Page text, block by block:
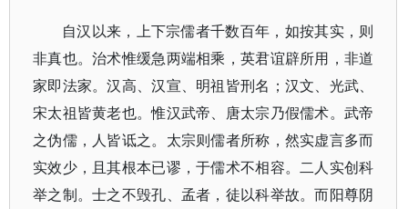
自汉以来，上下宗儒者千数百年，如按其实，则
非真也。治术惟缓急两端相乘，英君谊辟所用，非道
家即法家。汉高、汉宣、明祖皆刑名；汉文、光武、
宋太祖皆黄老也。惟汉武帝、唐太宗乃假儒术。武帝
之伪儒，人皆诋之。太宗则儒者所称，然实虚言多而
实效少，且其根本已谬，于儒术不相容。二人实创科
举之制。士之不毁孔、孟者，徒以科举故。而阳尊阴